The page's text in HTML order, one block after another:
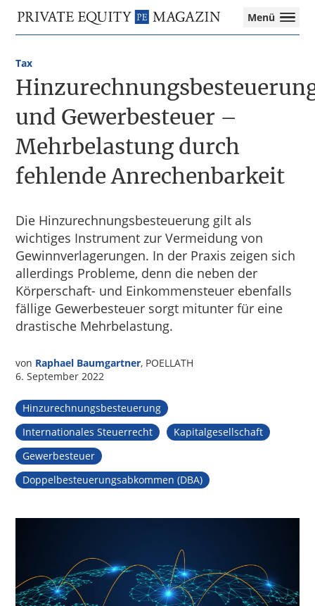
Hauptnavigation
Inhalt
Private
Equity
Das
für
die
Private
Equity-
Branche
–
Investment
Funds
I
I
Tax
Menü
und Gewerbesteuer –
Mehrbelastung durch
fehlende Anrechenbarkeit
Die Hinzurechnungsbesteuerung gilt als
wichtiges Instrument zur Vermeidung von
Gewinnverlagerungen. In der Praxis zeigen sich
allerdings Probleme, denn die neben der
Körperschaft- und Einkommensteuer ebenfalls
fällige Gewerbesteuer sorgt mitunter für eine
drastische Mehrbelastung.
Tax
von Raphael Baumgartner, POELLATH
6. September 2022
Hinzurechnungsbesteuerung
Internationales Steuerrecht
Kapitalgesellschaft
Gewerbesteuer
Doppelbesteuerungsabkommen (DBA)